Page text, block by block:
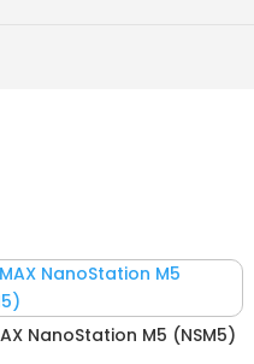
NanoStation M5 (NSM5)